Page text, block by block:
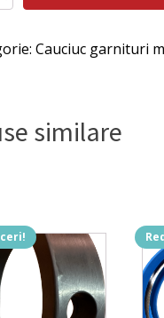
lei.
Cauciuc garnituri
similare